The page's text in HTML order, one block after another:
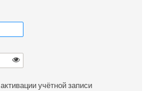
учётной записи